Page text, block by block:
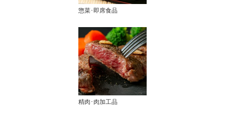
惣菜･即席食品
精肉･肉加工品